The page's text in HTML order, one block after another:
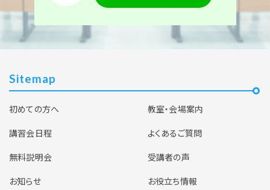
Sitemap
初めての方へ
教室・会場案内
講習会日程
よくあるご質問
無料説明会
受講者の声
お知らせ
お役立ち情報